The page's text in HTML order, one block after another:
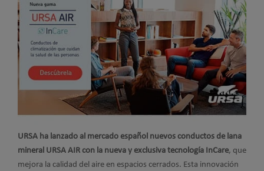
URSA ha lanzado al mercado español nuevos conductos de lana
mineral URSA AIR con la nueva y exclusiva tecnología InCare, que
mejora la calidad del aire en espacios cerrados. Esta innovación